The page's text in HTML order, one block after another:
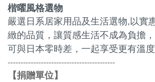
楷曜風格選物
嚴選日系居家用品及生活選物,以實
緻的品質，讓質感生活不成為負擔
可與日本零時差，一起享受更有溫度
------------------------------------------
【捐贈單位】